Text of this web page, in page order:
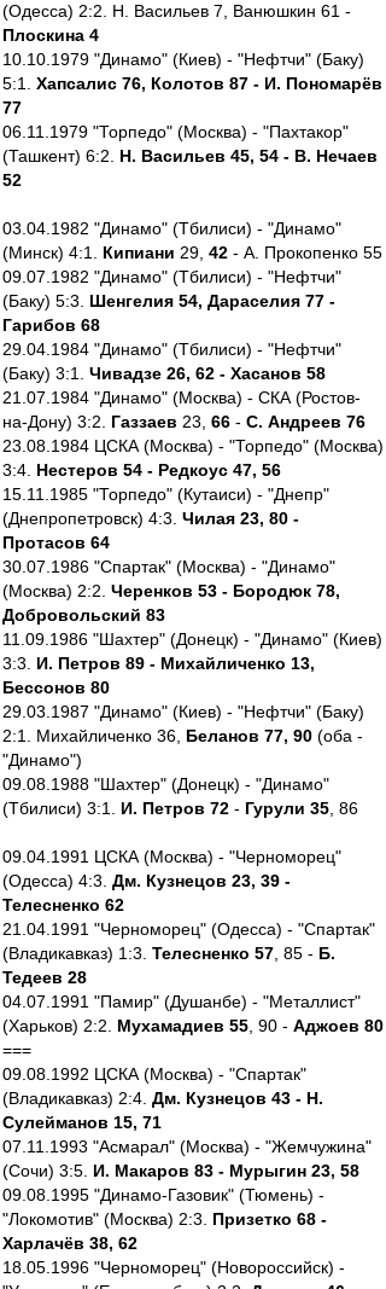
(Одесса) 2:2. Н. Васильев 7, Ванюшкин 61 -
Плоскина 4
10.10.1979 "Динамо" (Киев) - "Нефтчи" (Баку)
5:1. Хапсалис 76, Колотов 87 - И. Пономарёв
77
06.11.1979 "Торпедо" (Москва) - "Пахтакор"
(Ташкент) 6:2. Н. Васильев 45, 54 - В. Нечаев
52
03.04.1982 "Динамо" (Тбилиси) - "Динамо"
(Минск) 4:1. Кипиани 29, 42 - А. Прокопенко 55
09.07.1982 "Динамо" (Тбилиси) - "Нефтчи"
(Баку) 5:3. Шенгелия 54, Дараселия 77 -
Гарибов 68
29.04.1984 "Динамо" (Тбилиси) - "Нефтчи"
(Баку) 3:1. Чивадзе 26, 62 - Хасанов 58
21.07.1984 "Динамо" (Москва) - СКА (Ростов-
на-Дону) 3:2. Газзаев 23, 66 - С. Андреев 76
23.08.1984 ЦСКА (Москва) - "Торпедо" (Москва)
3:4. Нестеров 54 - Редкоус 47, 56
15.11.1985 "Торпедо" (Кутаиси) - "Днепр"
(Днепропетровск) 4:3. Чилая 23, 80 -
Протасов 64
30.07.1986 "Спартак" (Москва) - "Динамо"
(Москва) 2:2. Черенков 53 - Бородюк 78,
Добровольский 83
11.09.1986 "Шахтер" (Донецк) - "Динамо" (Киев)
3:3. И. Петров 89 - Михайличенко 13,
Бессонов 80
29.03.1987 "Динамо" (Киев) - "Нефтчи" (Баку)
2:1. Михайличенко 36, Беланов 77, 90 (оба -
"Динамо")
09.08.1988 "Шахтер" (Донецк) - "Динамо"
(Тбилиси) 3:1. И. Петров 72 - Гурули 35 , 86
09.04.1991 ЦСКА (Москва) - "Черноморец"
(Одесса) 4:3. Дм. Кузнецов 23, 39 -
Телесненко 62
21.04.1991 "Черноморец" (Одесса) - "Спартак"
(Владикавказ) 1:3. Телесненко 57 , 85 - Б.
Тедеев 28
04.07.1991 "Памир" (Душанбе) - "Металлист"
(Харьков) 2:2. Мухамадиев 55 , 90 - Аджоев 80
===
09.08.1992 ЦСКА (Москва) - "Спартак"
(Владикавказ) 2:4. Дм. Кузнецов 43 - Н.
Сулейманов 15, 71
07.11.1993 "Асмарал" (Москва) - "Жемчужина"
(Сочи) 3:5. И. Макаров 83 - Мурыгин 23, 58
09.08.1995 "Динамо-Газовик" (Тюмень) -
"Локомотив" (Москва) 2:3. Призетко 68 -
Харлачёв 38, 62
18.05.1996 "Черноморец" (Новороссийск) -